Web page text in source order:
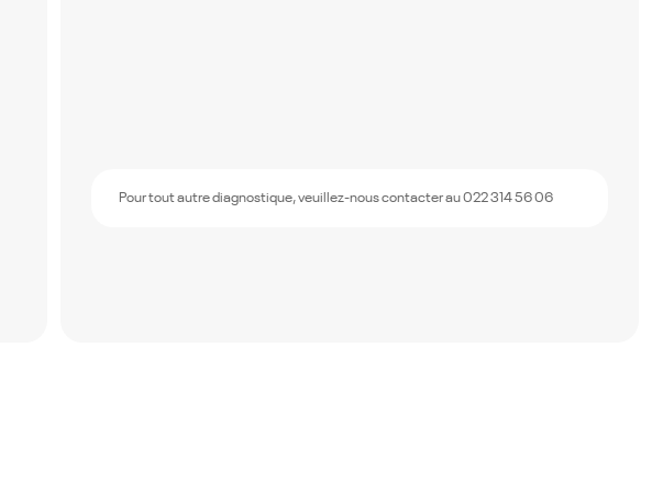
Pour tout autre diagnostique, veuillez-nous contacter au 022 314 56 06